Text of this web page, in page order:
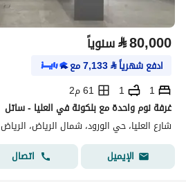
⃁80,000 سنوياً
ادفع شهرياً⃁
7,133مع
1
1
61 م2
غرفة نوم واحدة مع بلكونة في العليا - ساتل
شارع العليا، حي الورود، شمال الرياض، الرياض
الإيميل
اتصال